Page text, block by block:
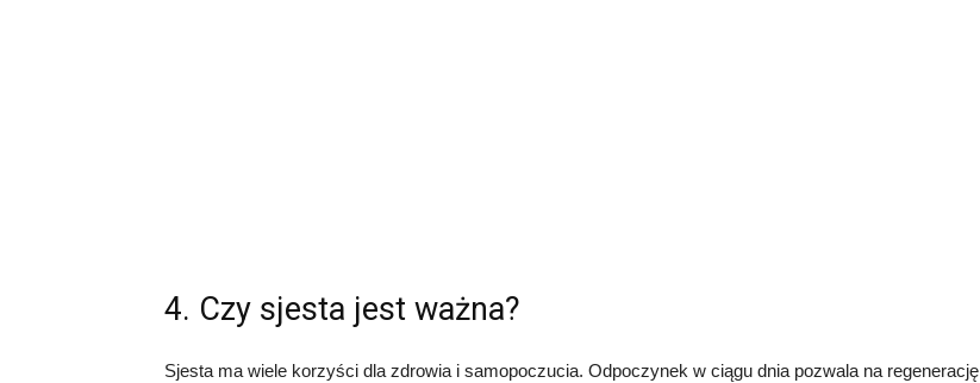
4. Czy sjesta jest ważna?
Sjesta ma wiele korzyści dla zdrowia i samopoczucia. Odpoczynek w ciągu dnia pozwala na regenerację